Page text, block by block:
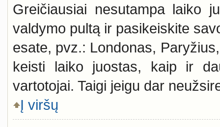
Greičiausiai nesutampa laiko
valdymo pultą ir pasikeiskite
esate, pvz.: Londonas,
keisti laiko juostas, kaip ir
vartotojai. Taigi jeigu dar
Į viršų